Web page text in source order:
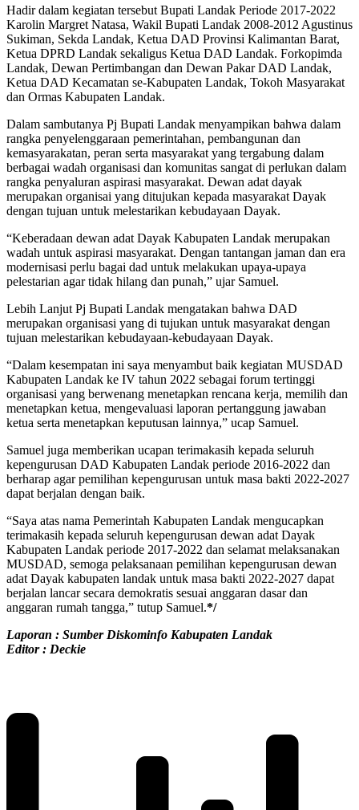
Hadir dalam kegiatan tersebut Bupati Landak Periode 2017-2022
Karolin Margret Natasa, Wakil Bupati Landak 2008-2012 Agustinus
Sukiman, Sekda Landak, Ketua DAD Provinsi Kalimantan Barat,
Ketua DPRD Landak sekaligus Ketua DAD Landak. Forkopimda
Landak, Dewan Pertimbangan dan Dewan Pakar DAD Landak,
Ketua DAD Kecamatan se-Kabupaten Landak, Tokoh Masyarakat
dan Ormas Kabupaten Landak.
Dalam sambutanya Pj Bupati Landak menyampikan bahwa dalam
rangka penyelenggaraan pemerintahan, pembangunan dan
kemasyarakatan, peran serta masyarakat yang tergabung dalam
berbagai wadah organisasi dan komunitas sangat di perlukan dalam
rangka penyaluran aspirasi masyarakat. Dewan adat dayak
merupakan organisai yang ditujukan kepada masyarakat Dayak
dengan tujuan untuk melestarikan kebudayaan Dayak.
“Keberadaan dewan adat Dayak Kabupaten Landak merupakan
wadah untuk aspirasi masyarakat. Dengan tantangan jaman dan era
modernisasi perlu bagai dad untuk melakukan upaya-upaya
pelestarian agar tidak hilang dan punah,” ujar Samuel.
Lebih Lanjut Pj Bupati Landak mengatakan bahwa DAD
merupakan organisasi yang di tujukan untuk masyarakat dengan
tujuan melestarikan kebudayaan-kebudayaan Dayak.
“Dalam kesempatan ini saya menyambut baik kegiatan MUSDAD
Kabupaten Landak ke IV tahun 2022 sebagai forum tertinggi
organisasi yang berwenang menetapkan rencana kerja, memilih dan
menetapkan ketua, mengevaluasi laporan pertanggung jawaban
ketua serta menetapkan keputusan lainnya,” ucap Samuel.
Samuel juga memberikan ucapan terimakasih kepada seluruh
kepengurusan DAD Kabupaten Landak periode 2016-2022 dan
berharap agar pemilihan kepengurusan untuk masa bakti 2022-2027
dapat berjalan dengan baik.
“Saya atas nama Pemerintah Kabupaten Landak mengucapkan
terimakasih kepada seluruh kepengurusan dewan adat Dayak
Kabupaten Landak periode 2017-2022 dan selamat melaksanakan
MUSDAD, semoga pelaksanaan pemilihan kepengurusan dewan
adat Dayak kabupaten landak untuk masa bakti 2022-2027 dapat
berjalan lancar secara demokratis sesuai anggaran dasar dan
anggaran rumah tangga,” tutup Samuel.*/
Laporan : Sumber Diskominfo Kabupaten Landak
Editor : Deckie